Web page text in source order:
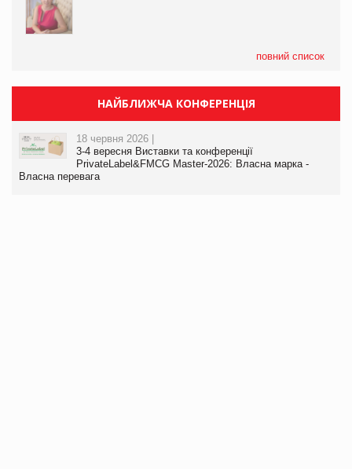
повний список
НАЙБЛИЖЧА КОНФЕРЕНЦІЯ
18 червня 2026 |
3-4 вересня Виставки та конференції
PrivateLabel&FMCG Master-2026: Власна марка -
Власна перевага